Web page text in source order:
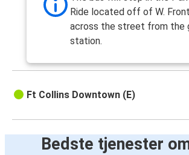
Ride located off of W.
across the street from the
station.
Ft Collins Downtown (E)
Bedste tjenester